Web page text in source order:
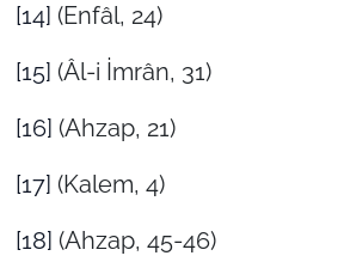
[14] (Enfâl, 24)
[15] (Âl-i İmrân, 31)
[16] (Ahzap, 21)
[17] (Kalem, 4)
[18] (Ahzap, 45-46)